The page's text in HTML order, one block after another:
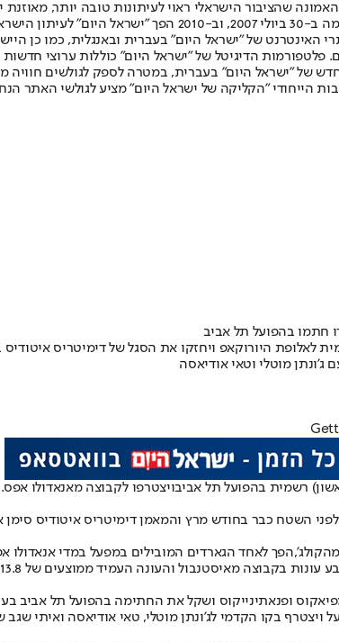
שהציבור הישראלי ראוי לעיתונות טובה יותר,
תשלום. המהדורה המודפסת הראשונה פורסמה ב-
פלטפורמות הדיגיטל של "ישראל היום" כוללות ערוצי
החדש של "ישראל היום" בעברית, במטרה לספק לגולשים
הייחודי "הקליקה של ישראל היום" מציע לגולשי האתר
חתמו בהפועל תל אביב
ג'ונתן מוטלי וטאי אודיאסה
רשמית בהפועל תל אביב
השטח כבר בחודש מרץ והמאמן דימיטריס איטודיס
הפך לאחד הגארדים המובילים במפעל במדי אנאדולו
והעונה העמיד ממוצעים של 13.8 נק' למשחק לצד 4.2 ריבאונדים ו-3.1 אסיסטים.
ופנאתינייקוס ושקל את החתימה בהפועל תל אביב
ויצטרף בקו הקדמי לג'ונתן מוטלי, טאי אודיאסה ואיתי שגב